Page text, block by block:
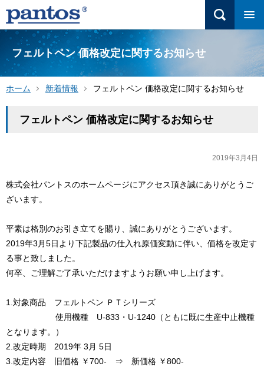
フェルトペン 価格改定に関するお知らせ
ホーム 新着情報 フェルトペン 価格改定に関するお知らせ
フェルトペン 価格改定に関するお知らせ
2019年3月4日
株式会社パントスのホームページにアクセス頂き誠にありがとうご
ざいます。
平素は格別のお引き立てを賜り、誠にありがとうございます。
2019年3月5日より下記製品の仕入れ原価変動に伴い、価格を改定す
る事と致しました。
何卒、ご理解ご了承いただけますようお願い申し上げます。
1.対象商品 フェルトペン ＰＴシリーズ
使用機種 U-833・U-1240（ともに既に生産中止機種
となります。）
2.改定時期 2019年 3月 5日
3.改定内容 旧価格 ￥700- ⇒ 新価格 ￥800-